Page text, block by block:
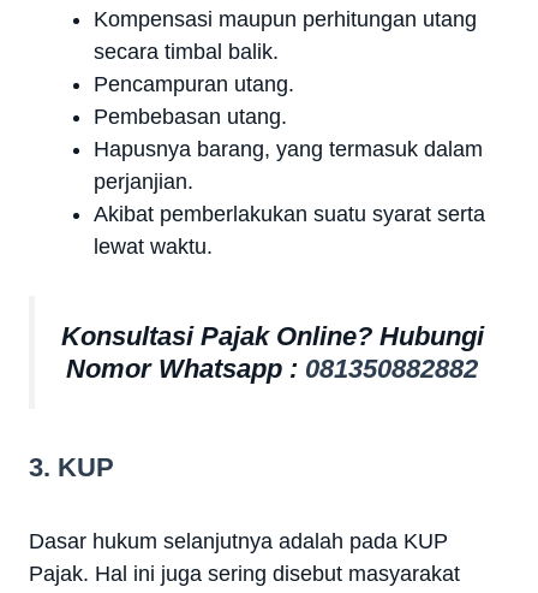
Kompensasi maupun perhitungan utang
secara timbal balik.
Pencampuran utang.
Pembebasan utang.
Hapusnya barang, yang termasuk dalam
perjanjian.
Akibat pemberlakukan suatu syarat serta
lewat waktu.
Konsultasi Pajak Online? Hubungi
Nomor Whatsapp : 081350882882
3. KUP
Dasar hukum selanjutnya adalah pada KUP
Pajak. Hal ini juga sering disebut masyarakat